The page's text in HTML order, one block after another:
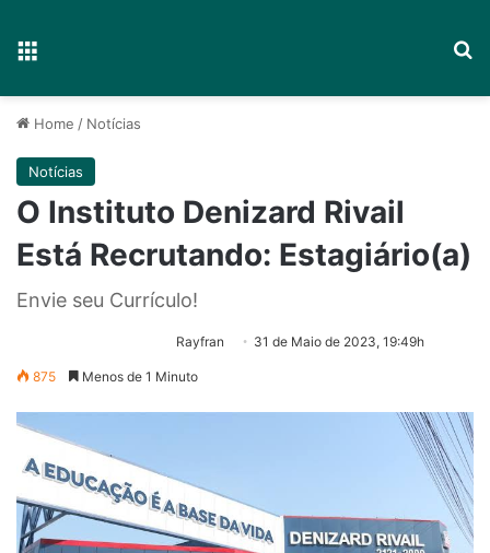
Home / Notícias
Notícias
O Instituto Denizard Rivail
Está Recrutando: Estagiário(a)
Envie seu Currículo!
Rayfran 31 de Maio de 2023, 19:49h
875 Menos de 1 Minuto